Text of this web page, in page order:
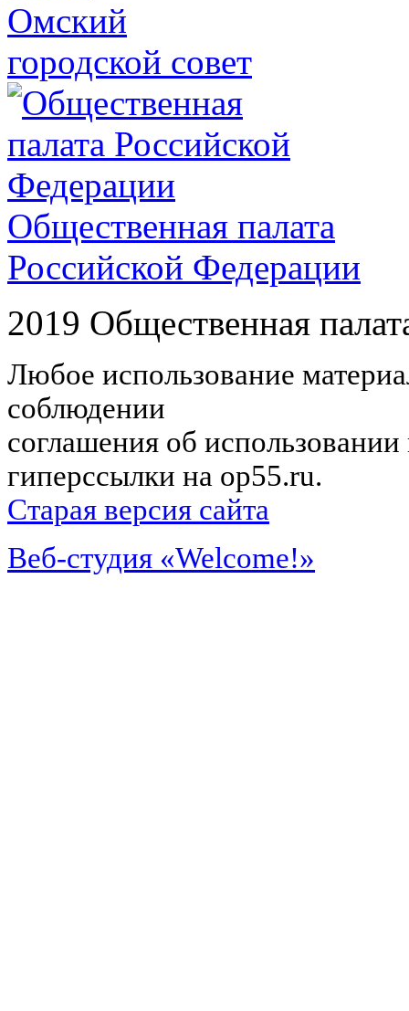
Омский
городской совет
Общественная палата
Российской Федерации
2019 Общественная
Любое использование
соблюдении
соглашения об
гиперссылки на op55.ru.
Старая версия сайта
Веб-студия «Welcome!»